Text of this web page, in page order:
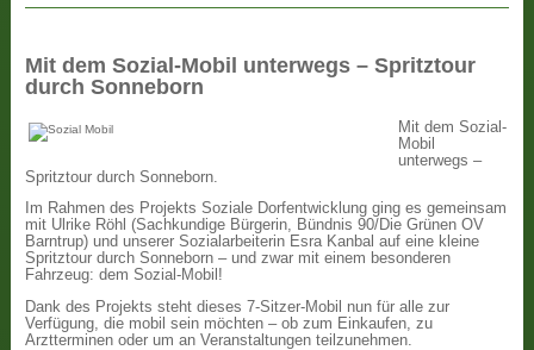
Mit dem Sozial-Mobil unterwegs – Spritztour
durch Sonneborn
Mit dem Sozial-
Mobil
unterwegs –
Spritztour durch Sonneborn.
Im Rahmen des Projekts Soziale Dorfentwicklung ging es gemeinsam
mit Ulrike Röhl (Sachkundige Bürgerin, Bündnis 90/Die Grünen OV
Barntrup) und unserer Sozialarbeiterin Esra Kanbal auf eine kleine
Spritztour durch Sonneborn – und zwar mit einem besonderen
Fahrzeug: dem Sozial-Mobil!
Dank des Projekts steht dieses 7-Sitzer-Mobil nun für alle zur
Verfügung, die mobil sein möchten – ob zum Einkaufen, zu
Arztterminen oder um an Veranstaltungen teilzunehmen.